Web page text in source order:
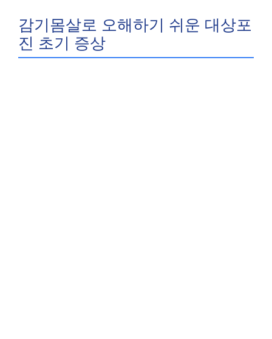
감기몸살로 오해하기 쉬운 대상포
진 초기 증상